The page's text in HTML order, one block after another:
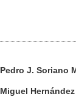
u
Pedro J. Soriano
Miguel